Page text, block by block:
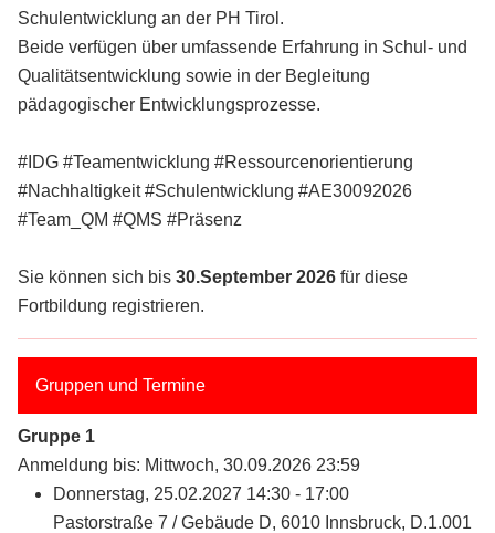
Schulentwicklung an der PH Tirol.
Beide verfügen über umfassende Erfahrung in Schul- und
Qualitätsentwicklung sowie in der Begleitung
pädagogischer Entwicklungsprozesse.
#IDG #Teamentwicklung #Ressourcenorientierung
#Nachhaltigkeit #Schulentwicklung #AE30092026
#Team_QM #QMS #Präsenz
Sie können sich bis 30.September 2026 für diese
Fortbildung registrieren.
Gruppen und Termine
Gruppe 1
Anmeldung bis: Mittwoch, 30.09.2026 23:59
Donnerstag, 25.02.2027 14:30 - 17:00
Pastorstraße 7 / Gebäude D, 6010 Innsbruck, D.1.001